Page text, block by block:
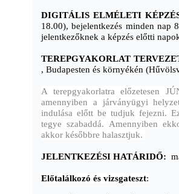
DIGITÁLIS ELMÉLETI
18.00), bejelentkezés minden nap
jelentkezőknek a képzés előtti
TEREPGYAKORLAT
, Budapesten és környékén
A terepgyakorlatra előzetesen
amennyiben a járványügyi
indulása előtt be tudjuk fejezni.
tegye szabaddá. Amennyiben
akkor későbbre halasztjuk.
JELENTKEZÉSI HATÁRIDŐ:
Előtalálkozó és vizsgateszt: